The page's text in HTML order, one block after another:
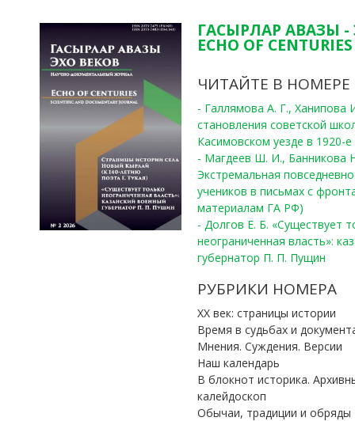
ГАСЫРЛАР АВАЗЫ -
ECHO OF
ЧИТАЙТЕ В НОМЕРЕ
- Галлямова А. Г.,
становления советской
Касимовском уезде в 1920-е
- Магдеев Ш. И., Банникова
Экстремальная
учеников в письмах с
материалам ГА РФ)
- Долгов Е. Б. «Существует
неограниченная власть»:
губернатор П. П. Пущин
РУБРИКИ НОМЕРА
ХХ век: страницы истории
Время в судьбах и
Мнения. Суждения. Версии
Наш календарь
В блокнот историка.
калейдоскоп
Обычаи, традиции и обряды